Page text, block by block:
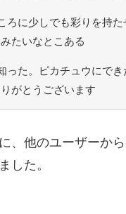
ろに少しでも彩りを持
たいなとこある
った。ピカチュウにで
がとうございます
、他のユーザーか
した。